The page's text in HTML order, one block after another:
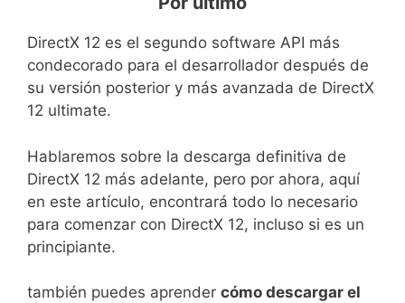
DirectX 12 es el segundo software API más
condecorado para el desarrollador después de
su versión posterior y más avanzada de DirectX
12 ultimate.
Hablaremos sobre la descarga definitiva de
DirectX 12 más adelante, pero por ahora, aquí
en este artículo, encontrará todo lo necesario
para comenzar con DirectX 12, incluso si es un
principiante.
también puedes aprender cómo descargar el